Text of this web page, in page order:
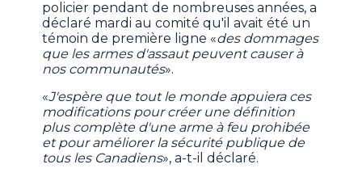
policier pendant de nombreuses années, a
déclaré mardi au comité qu'il avait été un
témoin de première ligne «des dommages
que les armes d'assaut peuvent causer à
nos communautés».
«J'espère que tout le monde appuiera ces
modifications pour créer une définition
plus complète d'une arme à feu prohibée
et pour améliorer la sécurité publique de
tous les Canadiens», a-t-il déclaré.